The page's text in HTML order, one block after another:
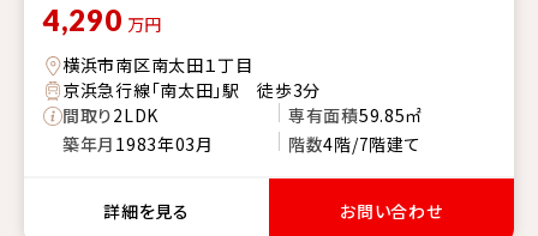
4,290 万円
横浜市南区南太田１丁目
京浜急行線「南太田」駅 徒歩3分
間取り2LDK 専有面積59.85㎡
築年月 1983年03月 階数4階/7階建て
詳細を見る お問い合わせ